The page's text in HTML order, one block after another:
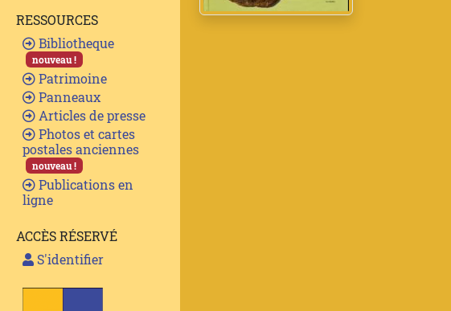
RESSOURCES
Bibliotheque
nouveau !
Patrimoine
Panneaux
Articles de presse
Photos et cartes
postales anciennes
nouveau !
Publications en
ligne
ACCÈS RÉSERVÉ
S'identifier